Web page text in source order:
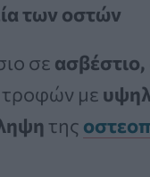
των οστών
σε ασβέστιο,
με
της